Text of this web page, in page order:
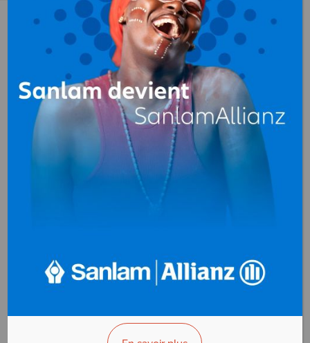
SOCATUR (Sté
Camerounaise de
Transport Urbain)
Transport routier,
Transport de personnel
Douala
Cameroun
+(237) 233 40 12 97